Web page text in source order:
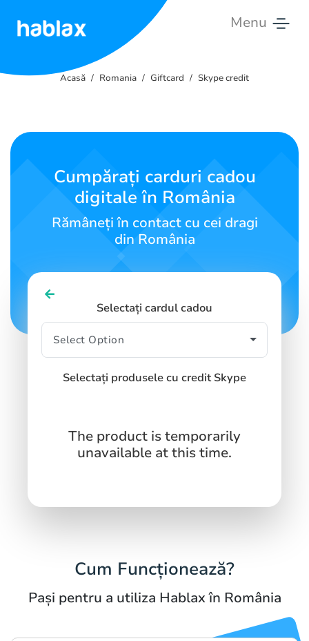
Menu
Contactați-
Română
SIGN IN
Acasă Romania Giftcard Skype credit
Cumpărați carduri cadou
digitale în România
Rămâneți în contact cu cei dragi
din România
Selectați cardul cadou
Selectați produsele cu credit Skype
The product is temporarily
unavailable at this time.
Cum Funcționează?
Pași pentru a utiliza Hablax în România